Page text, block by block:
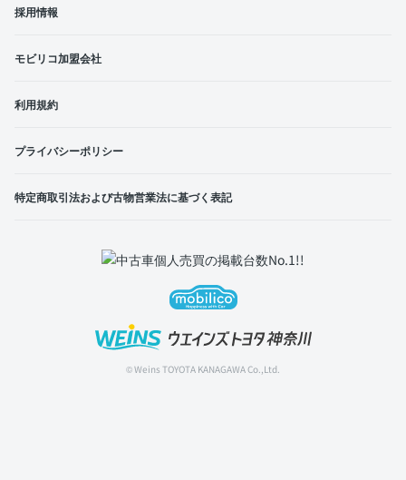
採用情報
モビリコ加盟会社
利用規約
プライバシーポリシー
特定商取引法および古物営業法に基づく表記
© Weins TOYOTA KANAGAWA Co.,Ltd.